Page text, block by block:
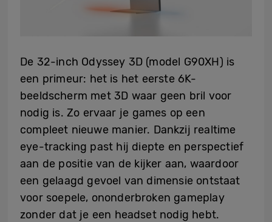
De 32-inch Odyssey 3D (model G90XH) is
een primeur: het is het eerste 6K-
beeldscherm met 3D waar geen bril voor
nodig is. Zo ervaar je games op een
compleet nieuwe manier. Dankzij realtime
eye-tracking past hij diepte en perspectief
aan de positie van de kijker aan, waardoor
een gelaagd gevoel van dimensie ontstaat
voor soepele, ononderbroken gameplay
zonder dat je een headset nodig hebt.